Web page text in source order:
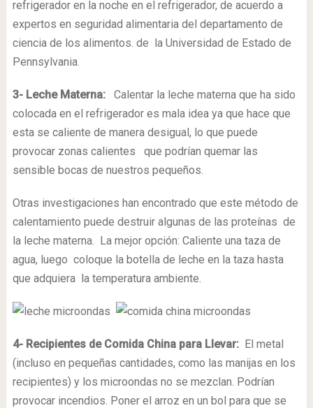
refrigerador en la noche en el refrigerador, de acuerdo a
expertos en seguridad alimentaria del departamento de
ciencia de los alimentos. de la Universidad de Estado de
Pennsylvania.
3- Leche Materna:Calentar la leche materna que ha sido
colocada en el refrigerador es mala idea ya que hace que
esta se caliente de manera desigual, lo que puede
provocar zonas calientes que podrían quemar las
sensible bocas de nuestros pequeños.
Otras investigaciones han encontrado que este método de
calentamiento puede destruir algunas de las proteínas de
la leche materna. La mejor opción: Caliente una taza de
agua, luego coloque la botella de leche en la taza hasta
que adquiera la temperatura ambiente.
4- Recipientes de Comida China para Llevar: El metal
(incluso en pequeñas cantidades, como las manijas en los
recipientes) y los microondas no se mezclan. Podrían
provocar incendios. Poner el arroz en un bol para que se